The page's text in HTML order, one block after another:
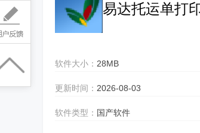
易达托运单打
软件大小： 28MB
更新时间： 2026-08-03
软件类型： 国产软件